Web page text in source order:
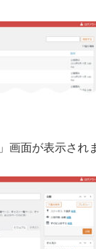
画面が表示され